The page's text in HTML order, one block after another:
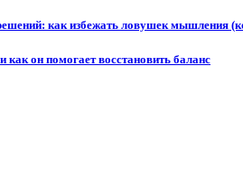
как избежать ловушек мышления
как он помогает восстановить баланс